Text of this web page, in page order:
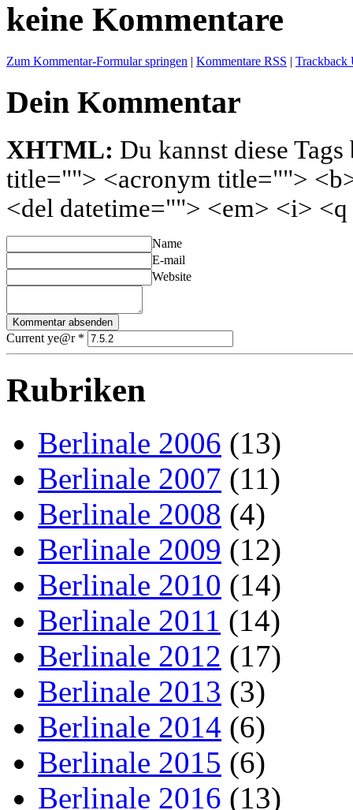
keine Kommentare
Zum Kommentar-Formular springen | Kommentare RSS | Trackback
Dein Kommentar
XHTML: Du kannst diese
title=""> <acronym title="">
<del datetime=""> <em> <i>
Name
E-mail
Website
Current ye@r *
Rubriken
Berlinale 2006 (13)
Berlinale 2007 (11)
Berlinale 2008 (4)
Berlinale 2009 (12)
Berlinale 2010 (14)
Berlinale 2011 (14)
Berlinale 2012 (17)
Berlinale 2013 (3)
Berlinale 2014 (6)
Berlinale 2015 (6)
Berlinale 2016 (13)